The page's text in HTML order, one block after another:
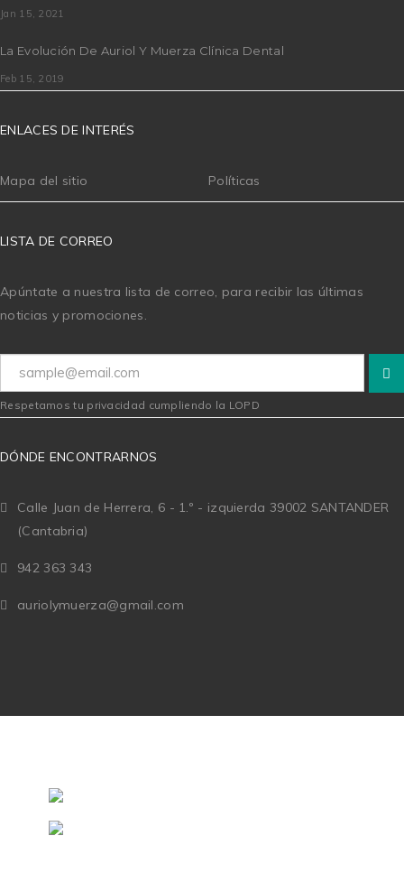
Jan 15, 2021
La Evolución De Auriol Y Muerza Clínica Dental
Feb 15, 2019
ENLACES DE INTERÉS
Mapa del sitio Políticas
LISTA DE CORREO
Apúntate a nuestra lista de correo, para recibir las últimas
noticias y promociones.
Respetamos tu privacidad cumpliendo la LOPD
DÓNDE ENCONTRARNOS
Calle Juan de Herrera, 6 - 1.º - izquierda 39002 SANTANDER
(Cantabria)
942 363 343
auriolymuerza@gmail.com